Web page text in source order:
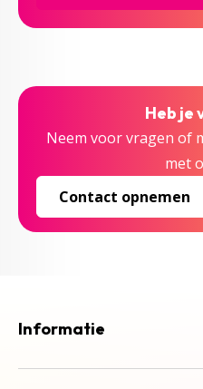
Heb je
Neem voor vragen of
met
Contact opnemen
Informatie